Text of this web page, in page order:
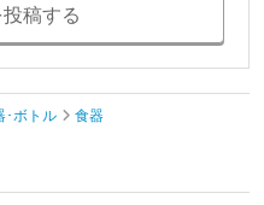
稿する
･ボトル
食器